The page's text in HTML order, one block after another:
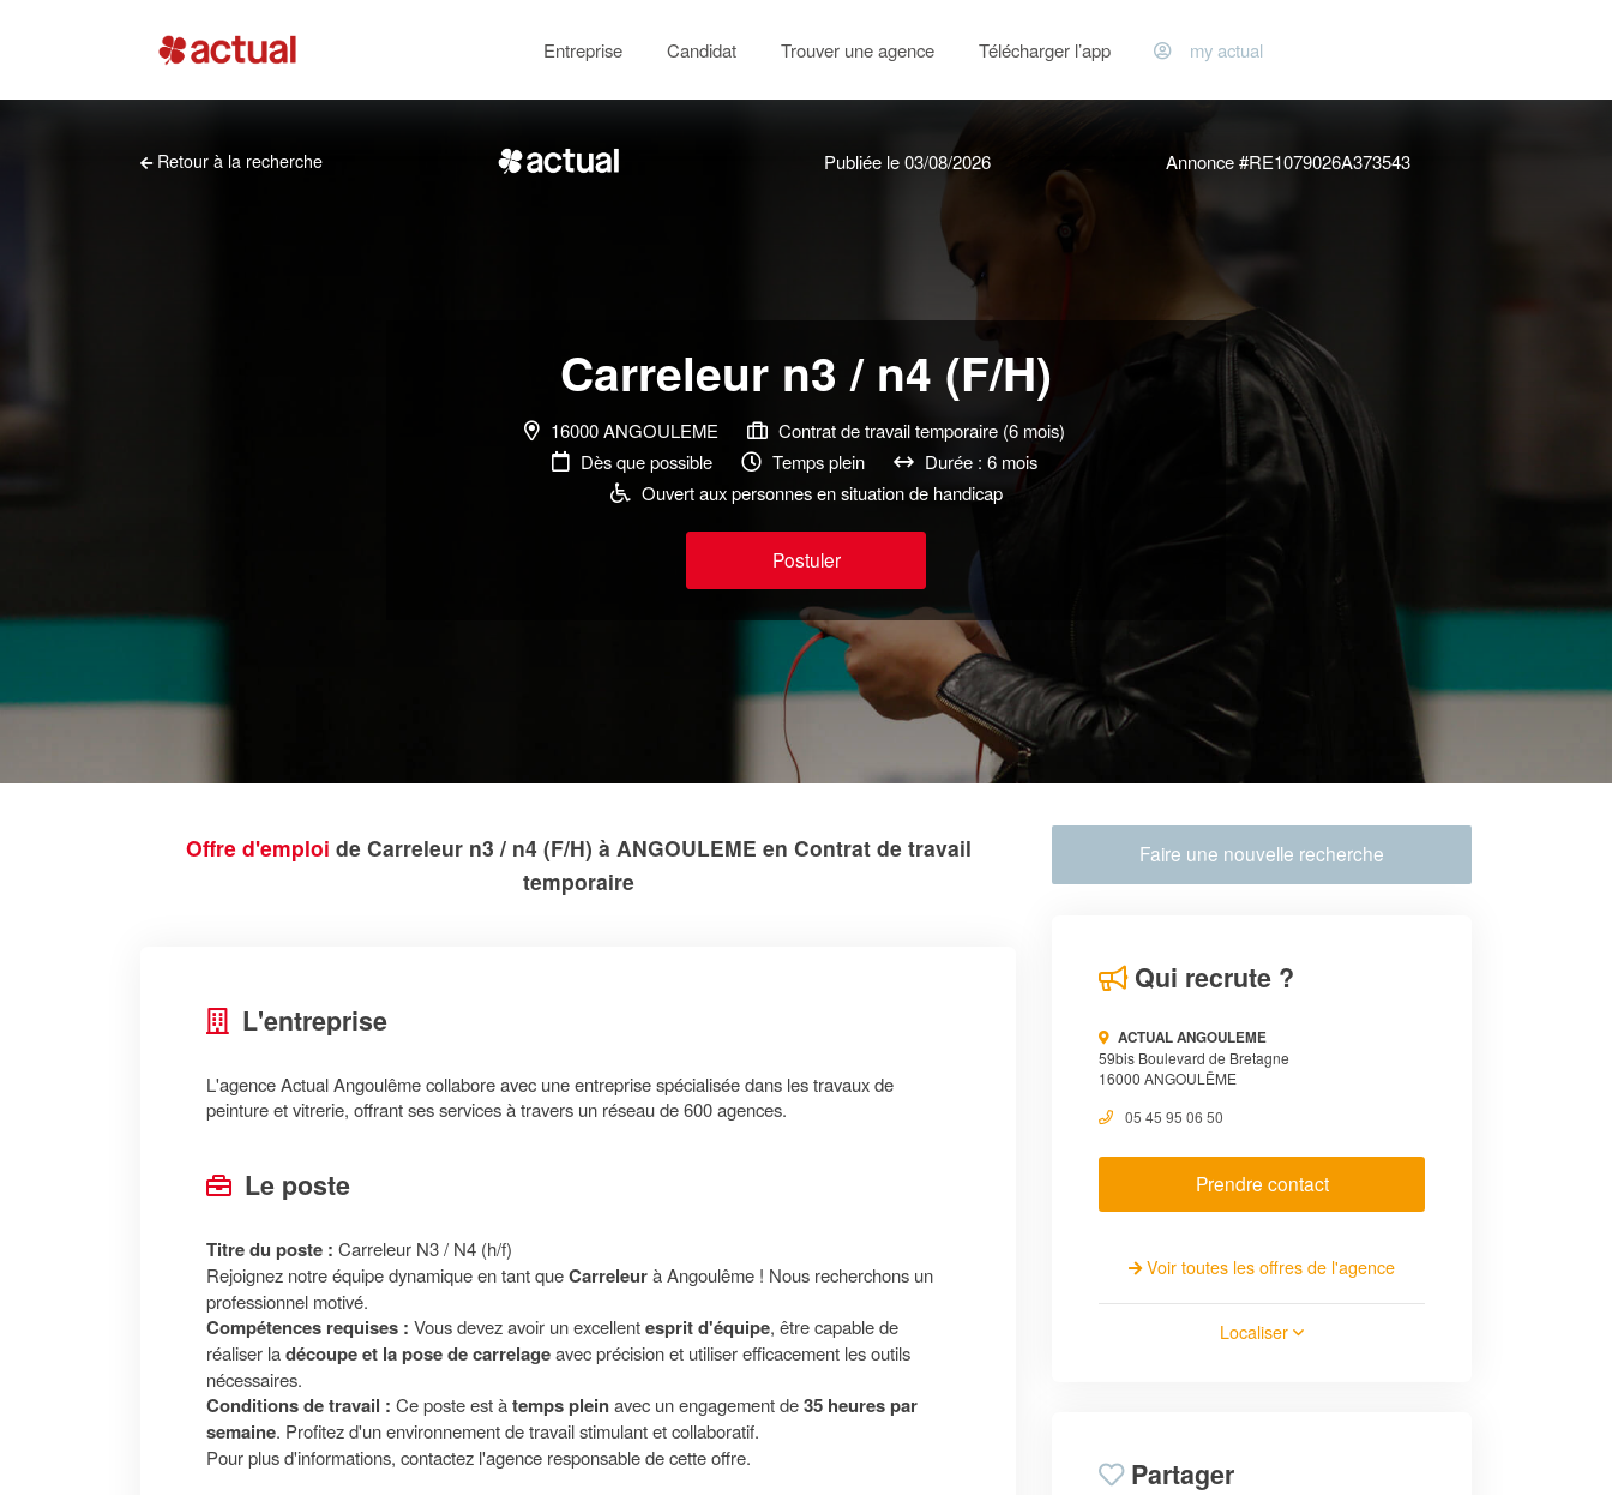
Entreprise Candidat Trouver une agence Télécharger l’app my actual
Retour à la recherche Publiée le 03/08/2026 Annonce #RE1079026A373543
Carreleur n3 / n4 (F/H)
16000 ANGOULEME
Contrat de travail temporaire (6 mois)
Dès que possible
Temps plein
Durée : 6 mois
Ouvert aux personnes en situation de handicap
Postuler
Offre d'emploi de Carreleur n3 / n4 (F/H) à ANGOULEME en Contrat de travail
temporaire
L'entreprise
L'agence Actual Angoulême collabore avec une entreprise spécialisée dans les travaux de
peinture et vitrerie, offrant ses services à travers un réseau de 600 agences.
Le poste
Titre du poste : Carreleur N3 / N4 (h/f)
Rejoignez notre équipe dynamique en tant queCarreleurà Angoulême ! Nous recherchons un
professionnel motivé.
Compétences requises : Vous devez avoir un excellentesprit d'équipe, être capable de
réaliser ladécoupe et la pose de carrelageavec précision et utiliser efficacement les outils
nécessaires.
Conditions de travail : Ce poste est àtemps pleinavec un engagement de35 heures par
semaine. Profitez d'un environnement de travail stimulant et collaboratif.
Pour plus d'informations, contactez l'agence responsable de cette offre.
Faire une nouvelle recherche
Qui recrute ?
ACTUAL ANGOULEME
59bis Boulevard de Bretagne
16000 ANGOULÊME
05 45 95 06 50
Prendre contact
Voir toutes les offres de l'agence
Localiser
Partager